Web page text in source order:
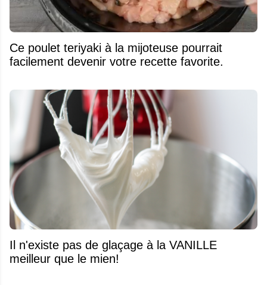
Ce poulet teriyaki à la mijoteuse pourrait
facilement devenir votre recette favorite.
Il n'existe pas de glaçage à la VANILLE
meilleur que le mien!